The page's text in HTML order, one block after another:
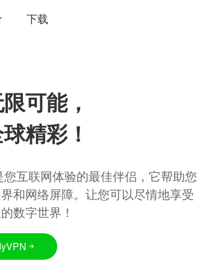
下载
可能，
精彩！
您互联网体验的最佳伴侣，它帮助您
和网络屏障。让您可以尽情地享受
数字世界！